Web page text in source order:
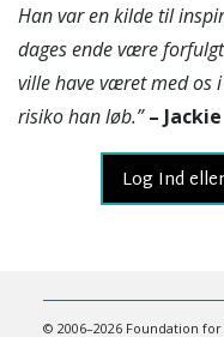
Han var en kilde til
dages ende være
ville have været med os
risiko han løb.”– Jackie
Log Ind
© 2006–2026 Foundation